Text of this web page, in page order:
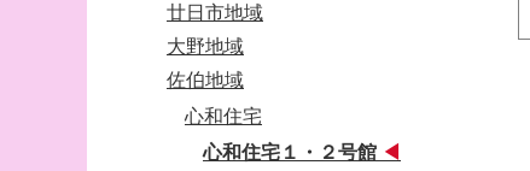
廿日市地域
大野地域
佐伯地域
心和住宅
心和住宅１・２号館